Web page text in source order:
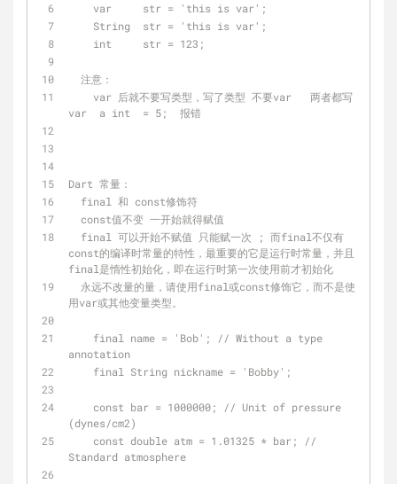
    var     str = 'this is var';
    String  str = 'this is var';
    int     str = 123;
  注意：
var  a int  = 5;  报错
Dart 常量：
  final 和 const修饰符
  const值不变 一开始就得赋值
const的编译时常量的特性，最重要的它是运行时常量，并且
final是惰性初始化，即在运行时第一次使用前才初始化
用var或其他变量类型。
annotation
    final String nickname = 'Bobby';
(dynes/cm2)
Standard atmosphere